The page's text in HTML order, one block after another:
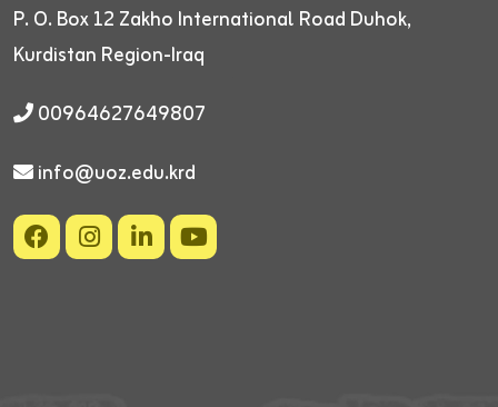
P. O. Box 12 Zakho International Road Duhok,
Kurdistan Region-Iraq
00964627649807
info@uoz.edu.krd